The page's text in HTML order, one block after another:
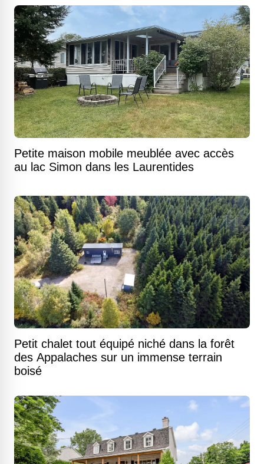
Petite maison mobile meublée avec accès
au lac Simon dans les Laurentides
Petit chalet tout équipé niché dans la forêt
des Appalaches sur un immense terrain
boisé